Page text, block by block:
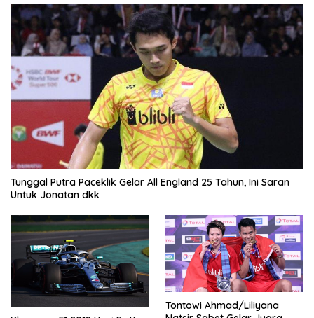
Tunggal Putra Paceklik Gelar All England 25 Tahun, Ini Saran
Untuk Jonatan dkk
Tontowi Ahmad/Liliyana